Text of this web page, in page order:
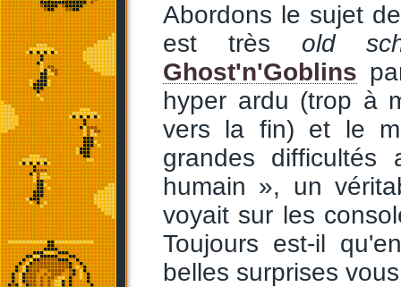
Abordons le sujet
est très old
Ghost'n'Goblins
hyper ardu (trop à
vers la fin) et le
grandes
humain », un
voyait sur les
Toujours est-il
belles surprises